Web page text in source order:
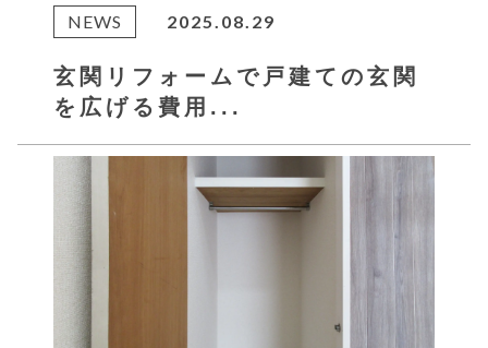
NEWS 2025.08.29
玄関リフォームで戸建ての玄関
を広げる費用...